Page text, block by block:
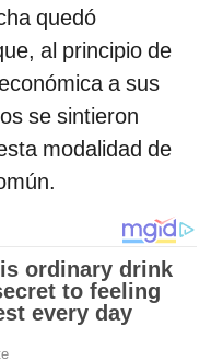
quedó
al principio de
a sus
se sintieron
modalidad de